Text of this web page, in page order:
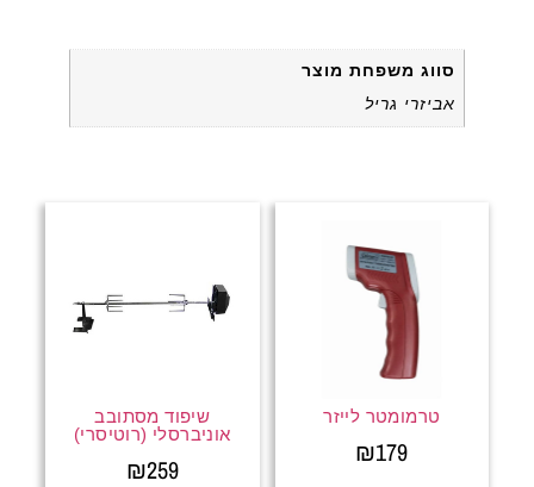
סווג משפחת מוצר
אביזרי גריל
טרמומטר לייזר
₪179
שיפוד מסתובב
אוניברסלי (רוטיסרי)
₪259